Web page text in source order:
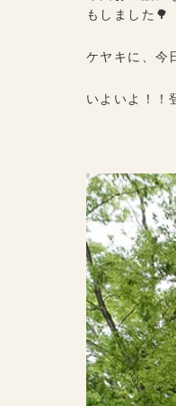
もしました🌳
ケヤキに、今
いよいよ！！